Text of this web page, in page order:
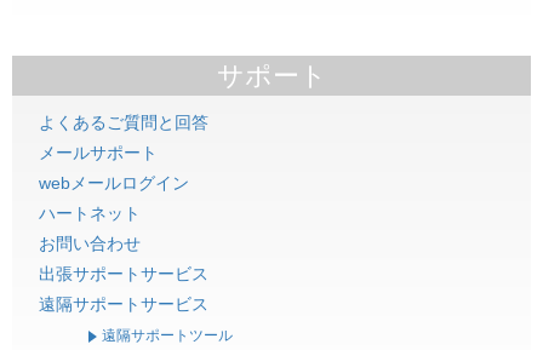
サポート
よくあるご質問と回答
メールサポート
webメールログイン
ハートネット
お問い合わせ
出張サポートサービス
遠隔サポートサービス
遠隔サポートツール